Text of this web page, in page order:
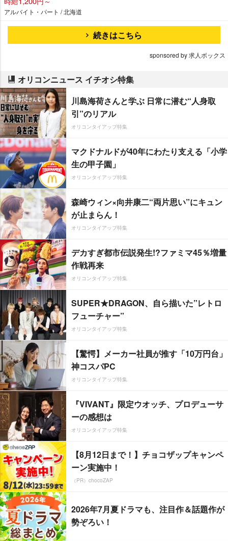
アルバイト・パート / 北海道
続きはこちら
sponsored by 求人ボックス
オリコンニュース イチオシ特集
川島海荷さんと学ぶ 日常に潜む“人身取
引”のリアル
オリコンタイアップ特集
マクドナルドが40年にわたり支える「小学
生の甲子園」
オリコンタイアップ特集
森崎ウィン×向井康二“両片思い”にキュン
が止まらん！
オリコンタイアップ特集
デカすぎ都市伝説発生!?ファミマ45％増量
作戦再来
オリコンタイアップ特集
SUPER★DRAGON、自ら描いた”レトロ
フューチャー”
オリコンタイアップ特集
【驚愕】メーカー社員が推す「10万円台」
神コスパPC
オリコンタイアップ特集
『VIVANT』限定ウオッチ、プロデューサ
ーの感想は
オリコンタイアップ特集
【8月12日まで！】チョコザップキャンペ
ーン実施中！
（PR）chocoZAP
2026年7月夏ドラマも、注目作＆話題作が
勢ぞろい！